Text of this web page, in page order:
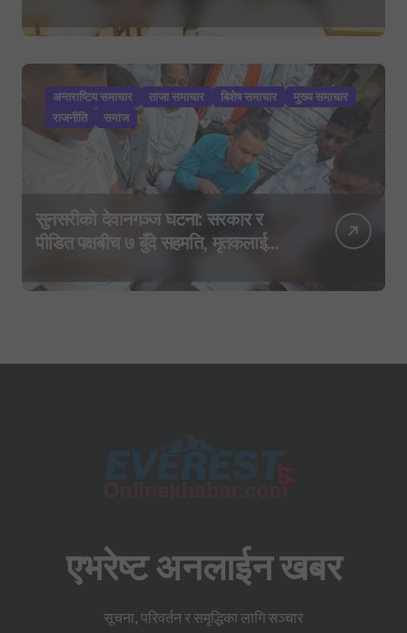
यात्राको घोषणा तयारी!
अन्तराष्टिय समाचार ताजा समाचार बिशेष समाचार
मुख्य समाचार
राजनीति
समाज
सुनसरीको देवानगञ्ज घटना: सरकार र
पीडित पक्षबीच ७ बुँदे सहमति, मृतकलाई
एभरेष्ट अनलाईन खबर
सूचना, परिवर्तन र समृद्धिका लागि सञ्चार